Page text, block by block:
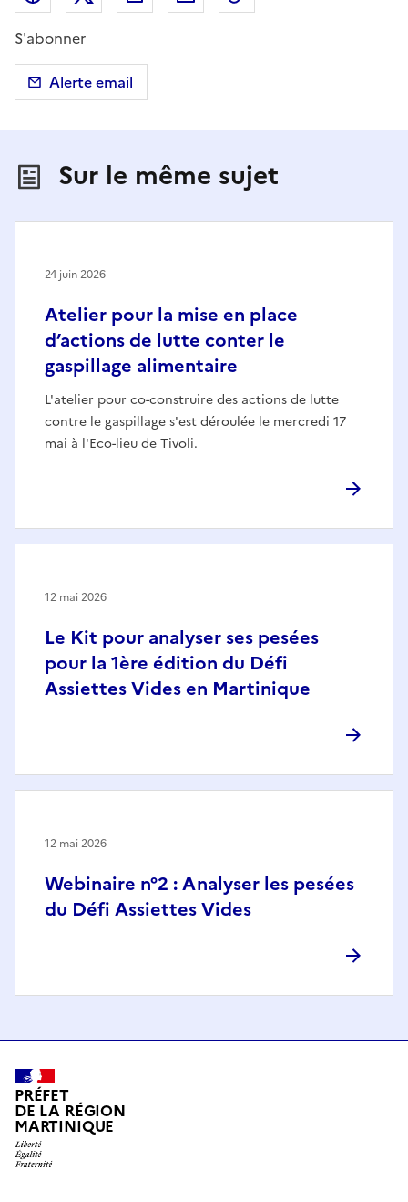
S'abonner
Alerte email
Sur le même sujet
Atelier pour la mise en place
d’actions de lutte conter le
gaspillage alimentaire
L'atelier pour co-construire des actions de lutte
contre le gaspillage s'est déroulée le mercredi 17
mai à l'Eco-lieu de Tivoli.
24 juin 2026
Le Kit pour analyser ses pesées
pour la 1ère édition du Défi
Assiettes Vides en Martinique
12 mai 2026
Webinaire n°2 : Analyser les pesées
du Défi Assiettes Vides
12 mai 2026
PRÉFET
DE LA RÉGION
MARTINIQUE